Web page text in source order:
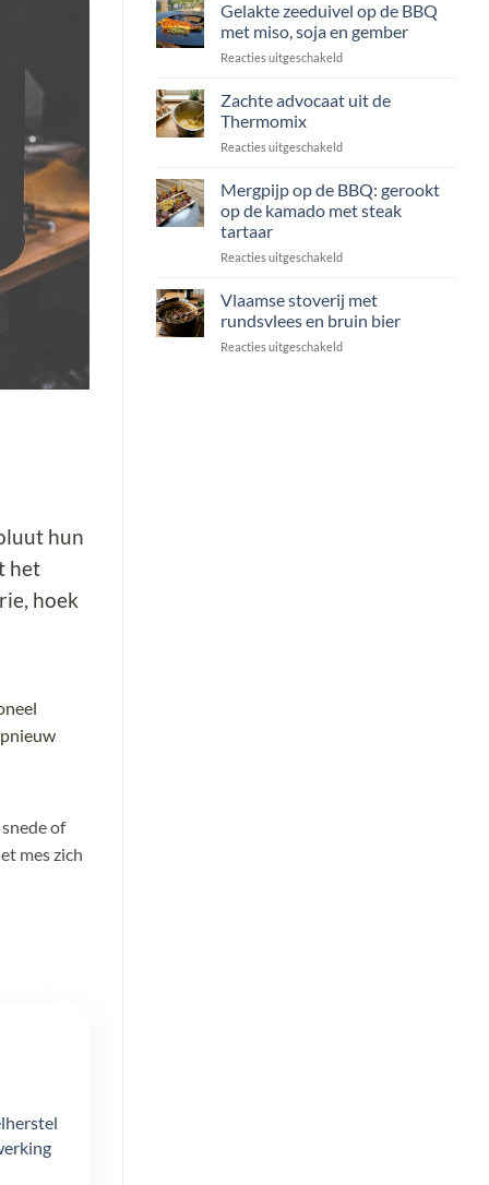
hun
het
hoek
of
mes zich
in
salieboter
met
coquille,
en
Gelakte zeeduivel op de BBQ
met miso, soja en gember
Reacties uitgeschakeldvoor
zeeduivel
op
BBQ
miso,
soja
Zachte advocaat uit de
Thermomix
Reacties uitgeschakeldvoor
advocaat
uit
de
Mergpijp op de BBQ: gerookt
op de kamado met steak
tartaar
Reacties uitgeschakeldvoor
op
de
BBQ:
gerookt
Vlaamse stoverij met
rundsvlees en bruin bier
Reacties uitgeschakeldvoor